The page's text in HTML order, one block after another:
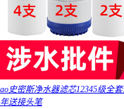
ao史密斯净水器滤芯12345级全
年送接头笔